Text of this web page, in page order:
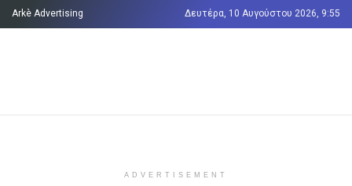
Arkè Advertising Δευτέρα, 10 Αυγούστου 2026, 9:55
ADVERTISEMENT